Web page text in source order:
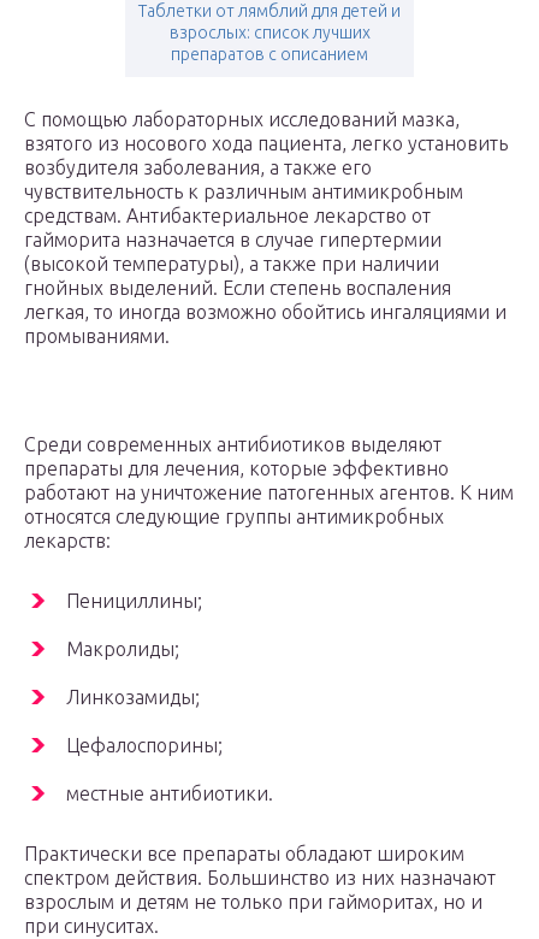
Таблетки от лямблий для детей и
взрослых: список лучших
препаратов с описанием
С помощью лабораторных исследований мазка,
взятого из носового хода пациента, легко установить
возбудителя заболевания, а также его
чувствительность к различным антимикробным
средствам. Антибактериальное лекарство от
гайморита назначается в случае гипертермии
(высокой температуры), а также при наличии
гнойных выделений. Если степень воспаления
легкая, то иногда возможно обойтись ингаляциями и
промываниями.
Среди современных антибиотиков выделяют
препараты для лечения, которые эффективно
работают на уничтожение патогенных агентов. К ним
относятся следующие группы антимикробных
лекарств:
Пенициллины;
Макролиды;
Линкозамиды;
Цефалоспорины;
местные антибиотики.
Практически все препараты обладают широким
спектром действия. Большинство из них назначают
взрослым и детям не только при гайморитах, но и
при синуситах.